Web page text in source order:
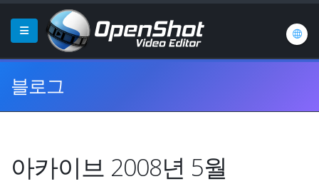
블로그
아카이브 2008년 5월